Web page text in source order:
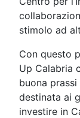
stimolo ad
Con questo
Up Calabria
buona prassi
destinata ai
investire in